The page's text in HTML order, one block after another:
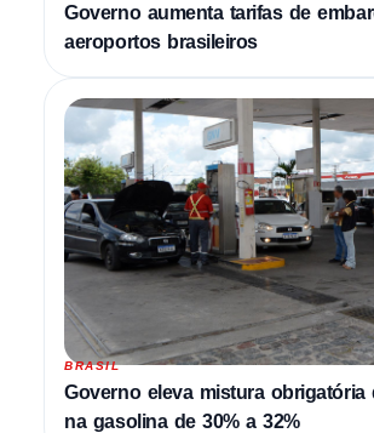
Governo aumenta tarifas de
aeroportos brasileiros
BRASIL
Governo eleva mistura obrigatória
na gasolina de 30% a 32%